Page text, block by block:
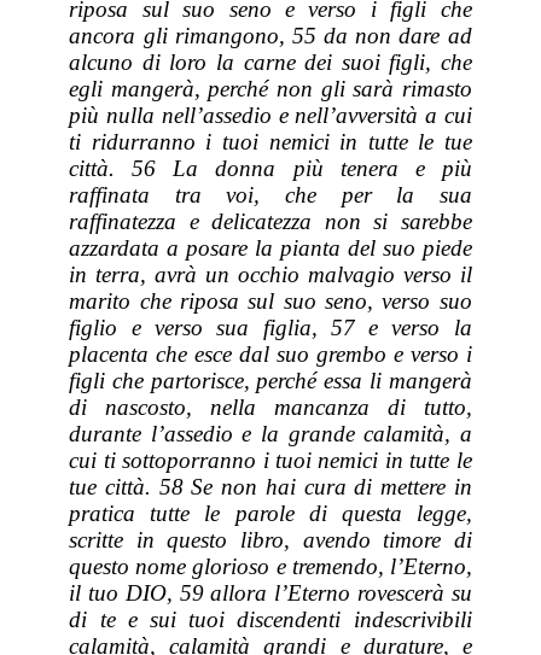
riposa sul suo seno e verso i figli che
ancora gli rimangono, 55 da non dare ad
alcuno di loro la carne dei suoi figli, che
egli mangerà, perché non gli sarà rimasto
più nulla nell’assedio e nell’avversità a cui
ti ridurranno i tuoi nemici in tutte le tue
città. 56 La donna più tenera e più
raffinata tra voi, che per la sua
raffinatezza e delicatezza non si sarebbe
azzardata a posare la pianta del suo piede
in terra, avrà un occhio malvagio verso il
marito che riposasul suo seno, verso suo
figlio e verso sua figlia, 57 e verso la
placenta che esce dal suo grembo e verso i
figli che partorisce, perché essa li mangerà
di nascosto, nella mancanza di tutto,
durante l’assedio e la grandecalamità, a
cui ti sottoporranno i tuoi nemici in tutte le
tue città. 58 Se non hai cura di mettere in
pratica tutte le parole di questa legge,
scritte in questo libro, avendo timore di
questo nome glorioso e tremendo, l’Eterno,
il tuo DIO, 59 allora l’Eterno rovescerà su
di te e sui tuoi discendenti indescrivibili
calamità, calamità grandi e durature, e